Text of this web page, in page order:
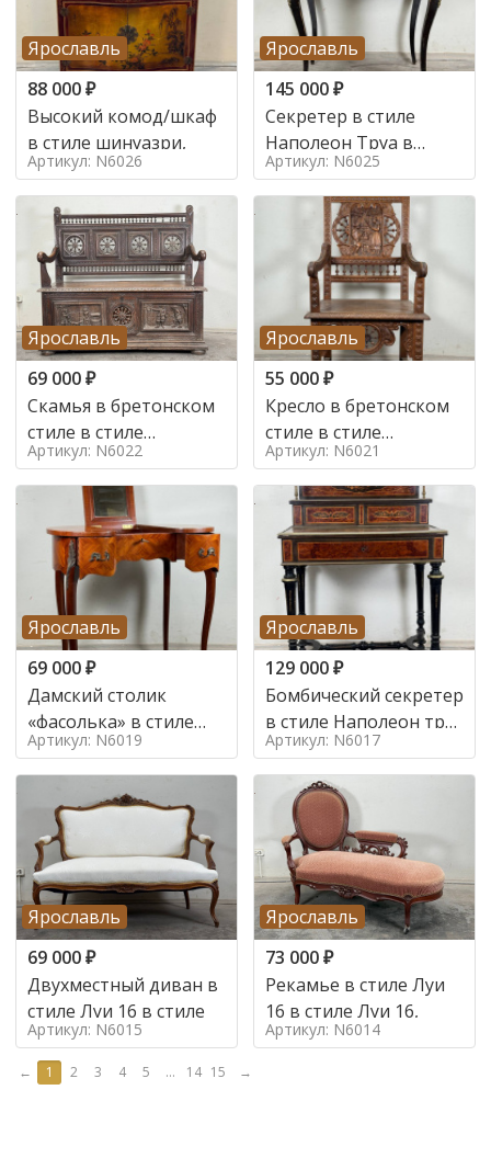
Ярославль
88 000₽
Высокий комод/шкаф
в стиле шинуазри,
Артикул: N6026
Ярославль
145 000₽
Секретер в стиле
Наполеон Труа в
стиле 19 век
Артикул: N6025
Ярославль
69 000₽
Скамья в бретонском
стиле в стиле
Артикул: N6022
Ярославль
55 000₽
Кресло в бретонском
стиле в стиле
Артикул: N6021
Ярославль
69 000₽
Дамский столик
«фасолька» в стиле
Луи 16,
Артикул: N6019
Ярославль
129 000₽
Бомбический секретер
в стиле Наполеон труа
в стиле
Артикул: N6017
Ярославль
69 000₽
Двухместный диван в
стиле Луи 16 в стиле
Артикул: N6015
Ярославль
73 000₽
Рекамье в стиле Луи
16 в стиле Луи 16,
Артикул: N6014
← 1 2 3 4 5 ... 14 15 →